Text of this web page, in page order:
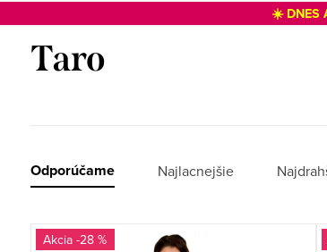
☀️ DNES
Taro
R
Odporúčame Najlacnejšie
V
-28 %